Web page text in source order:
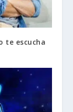
te escucha